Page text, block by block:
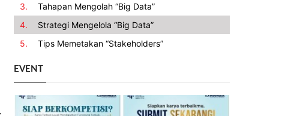
3.
Tahapan Mengolah “Big Data”
4.
Strategi Mengelola “Big Data”
5.
Tips Memetakan “Stakeholders”
EVENT
Previous Next